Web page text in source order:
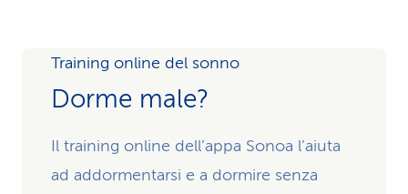
Training online del sonno
Dorme male?
Il training online dell’appa Sonoa l’aiuta
ad addormentarsi e a dormire senza